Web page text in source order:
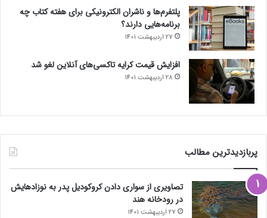
پلتفرم‌ها و ناشران الکترونیکی برای هفته کتاب چه
برنامه‌هایی دارند؟
27 اردیبهشت 1401
افزایش قیمت کرایه تاکسی‌های آنلاین لغو شد
28 اردیبهشت 1401
پربازدیدترین مطالب
تصاویری از سواری دادن کروکودیل پدر به نوزادهایش
در رودخانه هند
27 اردیبهشت 1401